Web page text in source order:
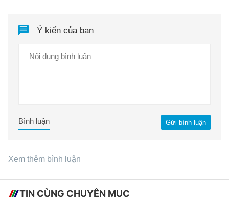
Ý kiến của bạn
Gửi bình luận
Bình luận
Xem thêm bình luận
TIN CÙNG CHUYÊN MỤC